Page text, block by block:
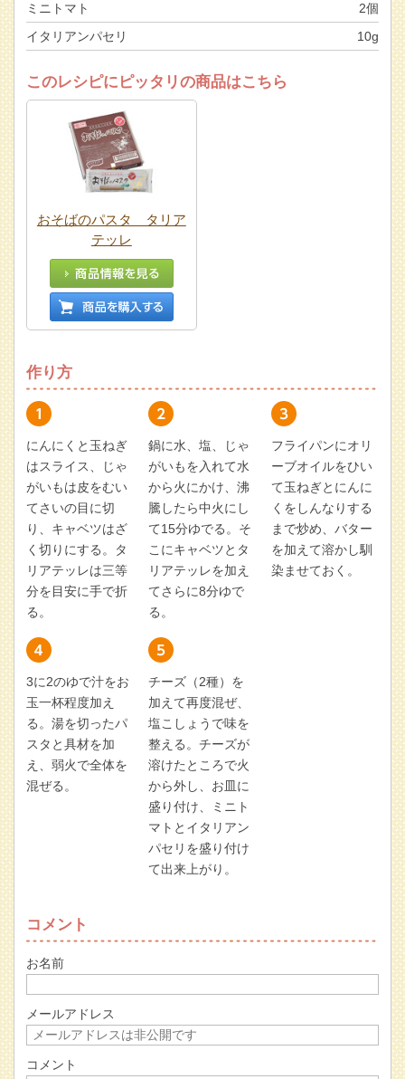
ミニトマト
2個
イタリアンパセリ
10g
このレシピにピッタリの商品はこちら
おそばのパスタ タリア
テッレ
作り方
にんにくと玉ねぎ
はスライス、じゃ
がいもは皮をむい
てさいの目に切
り、キャベツはざ
く切りにする。タ
リアテッレは三等
分を目安に手で折
る。
鍋に水、塩、じゃ
がいもを入れて水
から火にかけ、沸
騰したら中火にし
て15分ゆでる。そ
こにキャベツとタ
リアテッレを加え
てさらに8分ゆで
る。
フライパンにオリ
ーブオイルをひい
て玉ねぎとにんに
くをしんなりする
まで炒め、バター
を加えて溶かし馴
染ませておく。
3に2のゆで汁をお
玉一杯程度加え
る。湯を切ったパ
スタと具材を加
え、弱火で全体を
混ぜる。
チーズ（2種）を
加えて再度混ぜ、
塩こしょうで味を
整える。チーズが
溶けたところで火
から外し、お皿に
盛り付け、ミニト
マトとイタリアン
パセリを盛り付け
て出来上がり。
コメント
お名前
メールアドレス
コメント